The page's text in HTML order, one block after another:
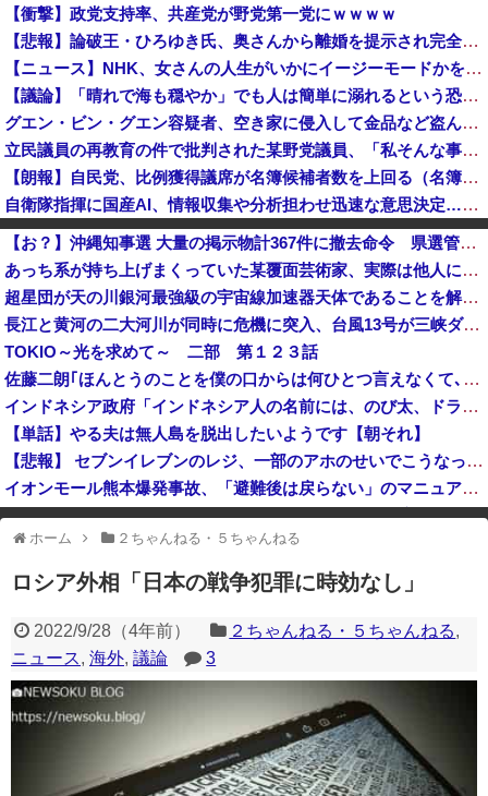
【衝撃】政党支持率、共産党が野党第一党にｗｗｗｗ
【悲報】論破王・ひろゆき氏、奥さんから離婚を提示され完全敗北 → ｗｗｗｗｗｗｗｗｗｗｗｗｗｗｗｗ
【ニュース】NHK、女さんの人生がいかにイージーモードかをわかりやすく放送してしまうｗｗｗｗｗ
【議論】「晴れで海も穏やか」でも人は簡単に溺れるという恐怖……高齢者の海水浴はマジで危険なのか？
グエン・ビン・グエン容疑者、空き家に侵入して金品など盗んだ疑いで再逮捕 今年４月には別件で逮捕も不起訴になっていた
立民議員の再教育の件で批判された某野党議員、「私そんな事いってません！」と反論するも実際の動画を検証すると……
【朗報】自民党、比例獲得議席が名簿候補者数を上回る（名簿不足）の場合、「欠員」として扱う案を提示 比例復活当選の基準厳格化 ※前の衆院選、自民...
自衛隊指揮に国産AI、情報収集や分析担わせ迅速な意思決定…「サカナAI」有力・中国製排除！
日本、7月の倒産件数が今年最多の〇〇〇〇件 これがサナエノミクスなのか・・・？
米国務省の地図から「独島」が欠落…韓国・市民団体が即時訂正を要求 [8/10]
【お？】沖縄知事選 大量の掲示物計367件に撤去命令 県選管が公選法違反と判断→候補者別の『内訳』がこちら
あっち系が持ち上げまくっていた某覆面芸術家、実際は他人に迷惑をかけまくりだったと証明されてしまい……
超星団が天の川銀河最強級の宇宙線加速器天体であることを解明…岐阜大！
長江と黄河の二大河川が同時に危機に突入、台風13号が三峡ダムに襲い掛かった結果……
TOKIO～光を求めて～ 二部 第１２３話
佐藤二朗｢ほんとうのことを僕の口からは何ひとつ言えなくて､言葉にできぬ悔しさを日々感じております｣
インドネシア政府「インドネシア人の名前には、のび太、ドラえもん、スネ夫、ナルト、しんちゃんなどあります」
【単話】やる夫は無人島を脱出したいようです【朝それ】
【悲報】 セブンイレブンのレジ、一部のアホのせいでこうなってしまう
イオンモール熊本爆発事故、「避難後は戻らない」のマニュアル機能せず「貴重品OK」と許可か 車のカギを取りに自己判断で戻った人も
中国「大洪水！」三峡ダム「13基の水門開放（爆量放流」中国都市「三峡上流で豪雨！（三峡下流で水害」長江と黄河「同時氾濫危機」台風13号「中国本土上陸（画像」→
一部のコンテンツが表示されなくなったり、サイト全体のレイアウトが崩れ
たりする場合があります。
ホーム ２ちゃんねる・５ちゃんねる
ロシア外相「日本の戦争犯罪に時効なし」
2022/9/28（4年前） ２ちゃんねる・５ちゃんねる,
ニュース, 海外, 議論 3